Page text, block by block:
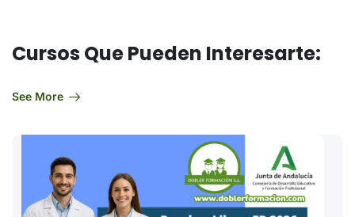
Cursos Que Pueden Interesarte:
See More